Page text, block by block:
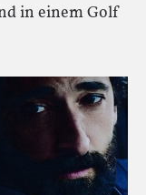
in einem Golf